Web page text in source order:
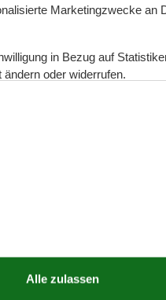
Marketingzwecke an
in Bezug auf
oder widerrufen.